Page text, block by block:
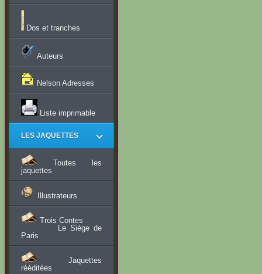
Dos et tranches
Auteurs
Nelson Adresses
Liste imprimable
LES JAQUETTES
Toutes les
jaquettes
Illustrateurs
Trois Contes
Le Siège de
Paris
Jaquettes
rééditées